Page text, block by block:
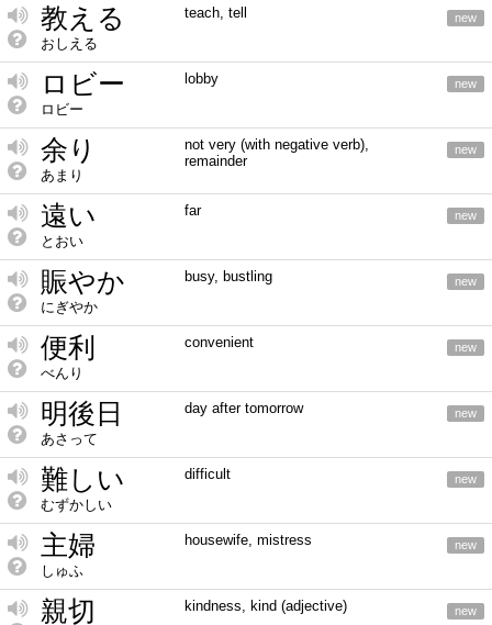
教える
おしえる
teach, tell new
ロビー
ロビー
lobby new
余り
あまり
not very (with negative verb),
remainder
new
遠い
とおい
far new
賑やか
にぎやか
busy, bustling new
便利
べんり
convenient new
明後日
あさって
day after tomorrow new
難しい
むずかしい
difficult new
主婦
しゅふ
housewife, mistress new
親切 kindness, kind (adjective) new